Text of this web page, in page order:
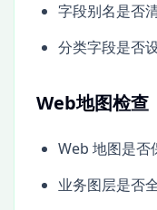
字段别名是否清
分类字段是否
Web地图检查
Web 地图是否
业务图层是否